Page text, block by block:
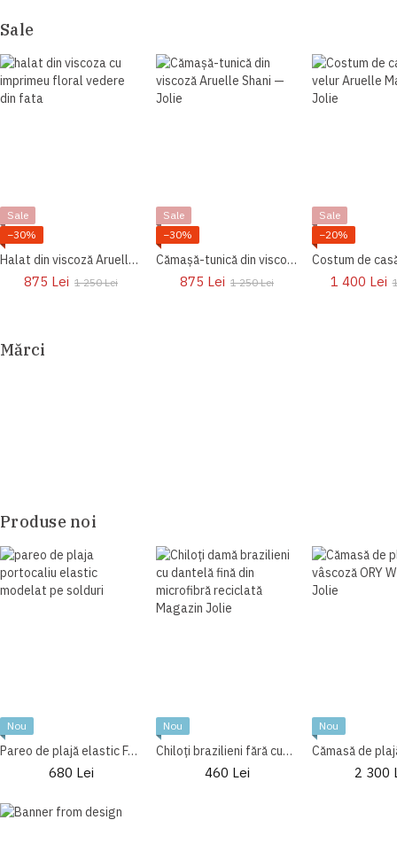
Sale
Sale
−30%
Halat din viscoză Aruelle Harmony
875 Lei 1 250 Lei
Sale
−30%
Cămașă-tunică din viscoză Aruelle Shani
875 Lei 1 250 Lei
Sale
−20%
1 400 Lei
Mărci
Produse noi
Nou
Pareo de plajă elastic Fattore C F15 Arancio
680 Lei
Nou
Chiloți brazilieni fără cusături Lisca Sunset 062590
460 Lei
Nou
2 300